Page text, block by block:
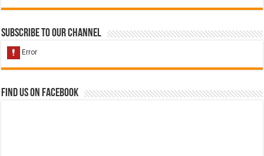
Subscribe to our Channel
Find us on Facebook